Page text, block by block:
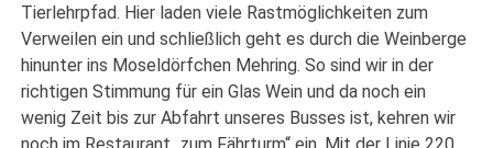
Tierlehrpfad. Hier laden viele Rastmöglichkeiten zum
Verweilen ein und schließlich geht es durch die Weinberge
hinunter ins Moseldörfchen Mehring. So sind wir in der
richtigen Stimmung für ein Glas Wein und da noch ein
wenig Zeit bis zur Abfahrt unseres Busses ist, kehren wir